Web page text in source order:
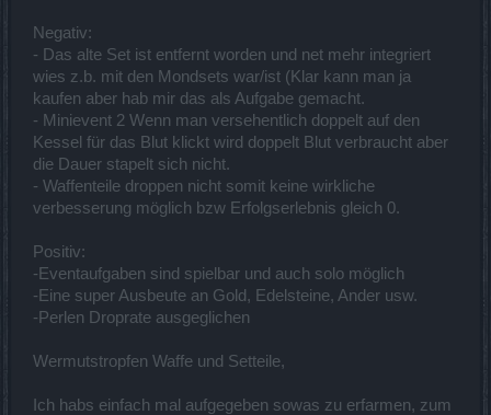
Negativ:
- Das alte Set ist entfernt worden und net mehr integriert
wies z.b. mit den Mondsets war/ist (Klar kann man ja
kaufen aber hab mir das als Aufgabe gemacht.
- Minievent 2 Wenn man versehentlich doppelt auf den
Kessel für das Blut klickt wird doppelt Blut verbraucht aber
die Dauer stapelt sich nicht.
- Waffenteile droppen nicht somit keine wirkliche
verbesserung möglich bzw Erfolgserlebnis gleich 0.
Positiv:
-Eventaufgaben sind spielbar und auch solo möglich
-Eine super Ausbeute an Gold, Edelsteine, Ander usw.
-Perlen Droprate ausgeglichen
Wermutstropfen Waffe und Setteile,
Ich habs einfach mal aufgegeben sowas zu erfarmen, zum